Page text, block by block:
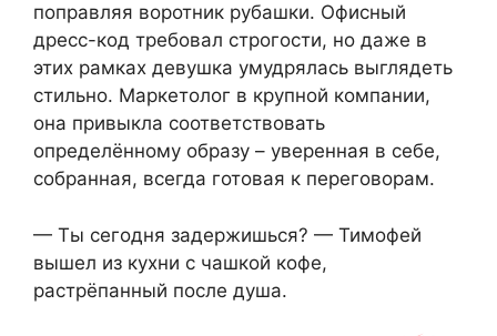
поправляя воротник рубашки. Офисный
дресс-код требовал строгости, но даже в
этих рамках девушка умудрялась выглядеть
стильно. Маркетолог в крупной компании,
она привыкла соответствовать
определённому образу – уверенная в себе,
собранная, всегда готовая к переговорам.
— Ты сегодня задержишься? — Тимофей
вышел из кухни с чашкой кофе,
растрёпанный после душа.